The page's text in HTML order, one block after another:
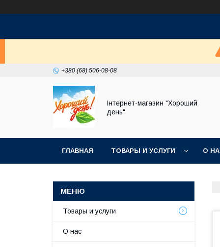
+380 (68) 506-08-08
Інтернет-магазин "Хороший
день"
ГЛАВНАЯ ТОВАРЫ И УСЛУГИ О
Товары и услуги
О нас